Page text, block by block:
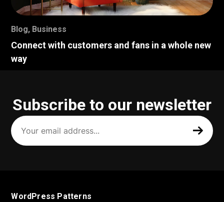
Blog, Business
Connect with customers and fans in a whole new
way
Subscribe to our newsletter
Your
email
address
(Required)
WordPress Patterns